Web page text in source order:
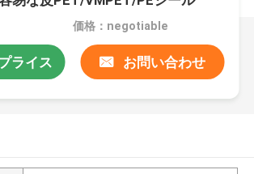
価格：negotiable
ライス お問い合わせ